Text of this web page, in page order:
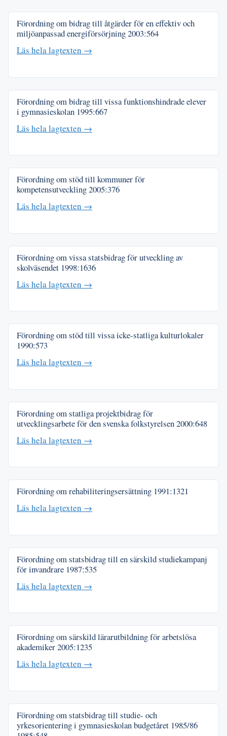
Förordning om bidrag till åtgärder för en effektiv och
miljöanpassad energiförsörjning2003:564
Läs hela lagtexten →
Förordning om bidrag till vissa funktionshindrade elever
i gymnasieskolan 1995:667
Läs hela lagtexten →
Förordning om stöd till kommuner för
kompetensutveckling2005:376
Läs hela lagtexten →
Förordning om vissa statsbidrag för utveckling av
skolväsendet 1998:1636
Läs hela lagtexten →
Förordning om stöd till vissa icke-statliga kulturlokaler
1990:573
Läs hela lagtexten →
Förordning om statliga projektbidrag för
utvecklingsarbete för den svenska folkstyrelsen2000:648
Läs hela lagtexten →
Förordning om rehabiliteringsersättning 1991:1321
Läs hela lagtexten →
Förordning om statsbidrag till en särskild studiekampanj
för invandrare 1987:535
Läs hela lagtexten →
Förordning om särskild lärarutbildning för arbetslösa
akademiker2005:1235
Läs hela lagtexten →
Förordning om statsbidrag till studie- och
yrkesorientering i gymnasieskolan budgetåret 1985/86